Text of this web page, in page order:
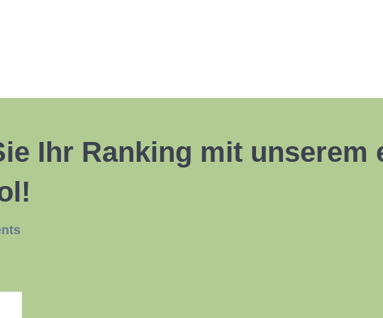
Ihr Ranking mit unserem